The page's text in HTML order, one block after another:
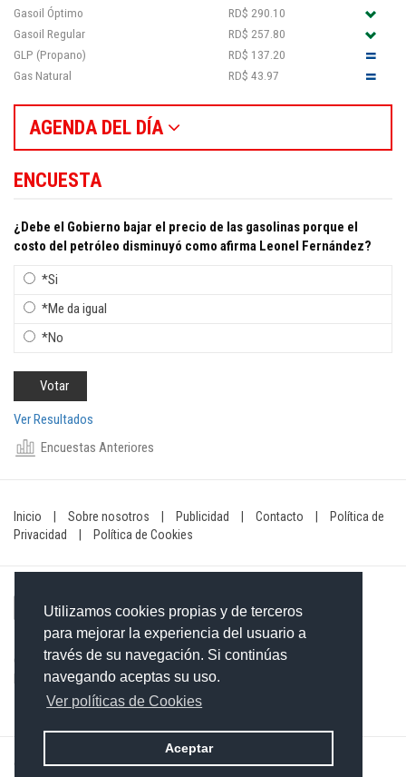
Utilizamos cookies propias y de terceros
para mejorar la experiencia del usuario a
través de su navegación. Si continúas
navegando aceptas su uso.
Ver políticas de Cookies
Aceptar
Gasoil Óptimo
RD$ 290.10
Gasoil Regular
RD$ 257.80
GLP (Propano)
RD$ 137.20
Gas Natural
RD$ 43.97
AGENDA DEL DÍA
ENCUESTA
¿Debe el Gobierno bajar el precio de las gasolinas porque el
costo del petróleo disminuyó como afirma Leonel Fernández?
*Si
*Me da igual
*No
Ver Resultados
Encuestas Anteriores
Inicio Sobre nosotros Publicidad Contacto
Política de
Privacidad
Política de Cookies
Contacto: 849-754-4472
Email:redaccionxtra@gmail.com/ redaccionextra@gmail.com
©2026 Grupo Informativo Dominicano S.R.L. Todos los derechos